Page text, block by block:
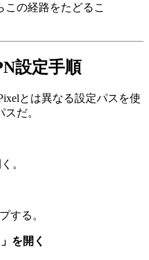
の経路をたどるこ
設定手順
とは異なる設定パスを使
だ。
。
する。
を開く